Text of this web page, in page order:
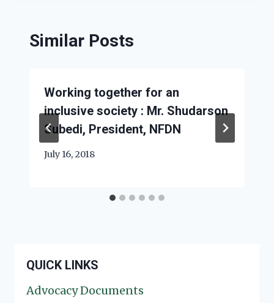
Similar Posts
Working together for an
inclusive society : Mr. Shudarson
Subedi, President, NFDN
July 16, 2018
QUICK LINKS
Advocacy Documents